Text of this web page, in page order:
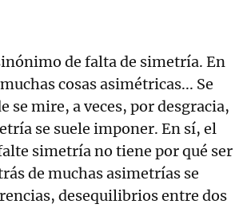
de falta de simetría. En
cosas asimétricas... Se
se mire, a veces, por desgracia,
se suele imponer. En sí, el
simetría no tiene por qué ser
de muchas asimetrías se
desequilibrios entre dos